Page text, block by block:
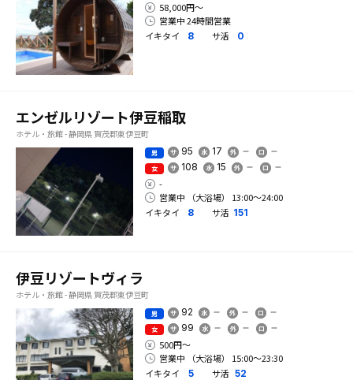
58,000円〜
営業中 24時間営業
イキタイ
8 サ活 0
エンゼルリゾート伊豆稲取
ホテル・旅館 - 静岡県 賀茂郡東伊豆町
男 95 17
女 108 15
-
営業中 （大浴場） 13:00〜24:00
イキタイ
8 サ活 151
伊豆リゾートヴィラ
ホテル・旅館 - 静岡県 賀茂郡東伊豆町
男 92
女 99
500円〜
営業中 （大浴場） 15:00〜23:30
イキタイ
5 サ活 52